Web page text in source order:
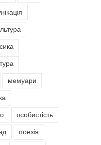
мемуари
особистість
поезія